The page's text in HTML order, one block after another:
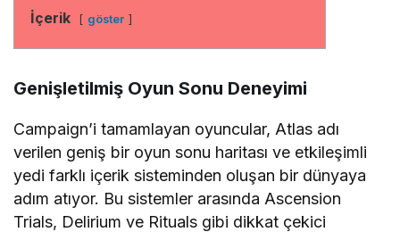
İçerik göster
Genişletilmiş Oyun Sonu Deneyimi
Campaign’i tamamlayan oyuncular, Atlas adı
verilen geniş bir oyun sonu haritası ve etkileşimli
yedi farklı içerik sisteminden oluşan bir dünyaya
adım atıyor. Bu sistemler arasında Ascension
Trials, Delirium ve Rituals gibi dikkat çekici